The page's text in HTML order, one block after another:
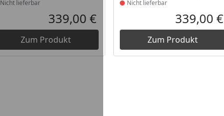
Nicht lieferbar
Aktueller Preis
339,00 €
Zum Produkt
Nicht lieferbar
339,00 €
Zum Produkt